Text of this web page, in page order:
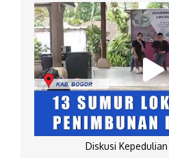
Diskusi